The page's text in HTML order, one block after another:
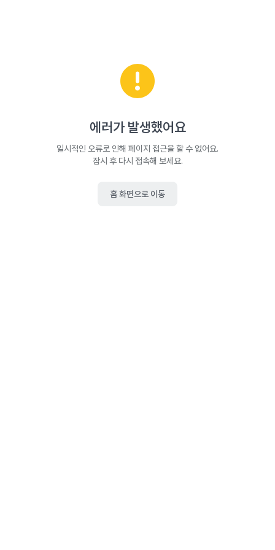
에러가 발생했어요
일시적인 오류로 인해 페이지 접근을 할 수 없어요.
잠시 후 다시 접속해 보세요.
홈 화면으로 이동